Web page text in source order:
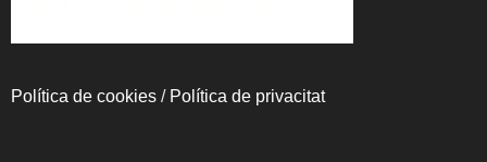
Política de cookies / Política de privacitat